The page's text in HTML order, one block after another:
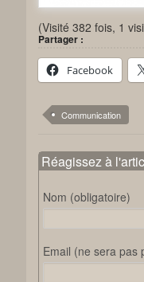
(Visité 382 fois, 1
Partager :
Facebook
Communication
Réagissez à
Nom (obligatoire)
Email (ne sera pas